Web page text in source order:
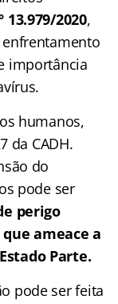
13.979/2020,
importância
humanos,
da CADH.
do
pode ser
perigo
ameace a
Parte.
pode ser feita